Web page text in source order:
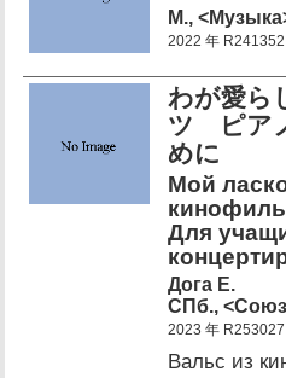
М.,
2022 年 R241352
わが愛ら
ツ ピア
めに
Мой
Для
Дога Е.
СПб., <Союз
2023 年 R253027
Вальс из